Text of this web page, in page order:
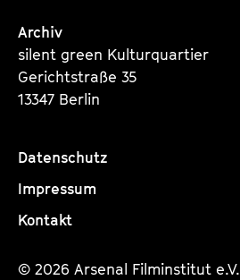
Archiv
silent green Kulturquartier
Gerichtstraße 35
13347 Berlin
Datenschutz
Impressum
Kontakt
© 2026 Arsenal Filminstitut e.V.